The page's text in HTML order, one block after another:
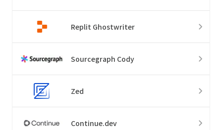
Replit Ghostwriter
Sourcegraph Cody
Zed
Continue.dev